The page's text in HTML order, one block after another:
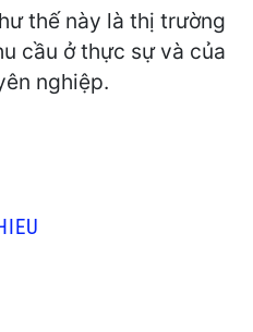
thế này là thị trường
cầu ở thực sự và của
nghiệp.